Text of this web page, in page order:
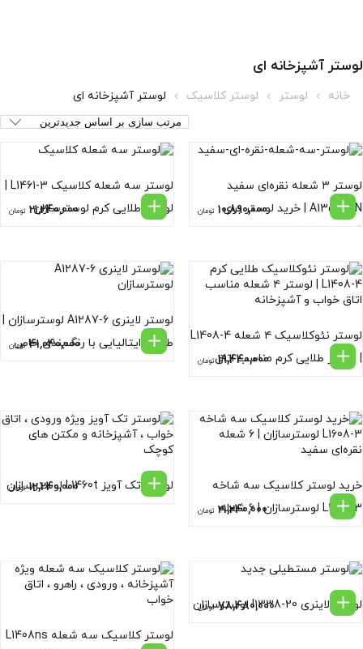
لوستر آشپزخانه ای
خانه لوستر لوستر کلاسیک لوستر آشپزخانه ای
لوستر 3 شعله نقره‌ای سفید
A1358-3N | خرید لوستر برای
فضاهای کوچک از لوسترسازان
10,890,000 تومان
لوستر سه شعله کلاسیک L1461-3 |
لوستر طلایی کرم لوسترسازان
21,240,000 تومان
لوستر نئوکلاسیک ۴ شعله L1408-4
| لوستر طلایی کرم مناسب اتاق
19,440,000 تومان
لوستر لاینری A1287-6 لوسترسازان |
طراحی ایتالیایی با رنگ‌بندی خاص
41,040,000 تومان
خرید لوستر کلاسیک سه شاخه
L1608-3 لوسترسازان | ۶ شعله
21,240,000 تومان
لوستر تک آویز L1460t لوسترسازان 12,240,000 تومان
لوستر لاینری l1338-20 لوسترسازان 78,480,000 تومان
لوستر کلاسیک سه شعله L1408ns